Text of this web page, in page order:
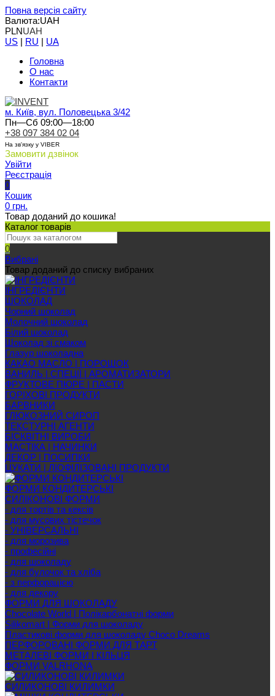
Повна версія сайту
Валюта:UAH
PLNUAH
US | RU | UA
Головна
О нас
Контакти
м. Київ, вул. Половецька 3/42
Пн—Сб 09:00—18:00
+38 097 384 02 04
На зв'язку у VIBER
Замовити дзвінок
Увійти
Реєстрація
0
Кошик
0 грн.
Товар доданий до кошика!
Каталог товарів
0
Вибрані
Товар доданий до списку вибраних
ІНГРЕДІЄНТИ
ШОКОЛАД
Чорний шоколад
Молочний шоколад
Білий шоколад
Шоколад зі смаком
Глазур шоколадна
КАКАО МАСЛО | ПОРОШОК
ВАНИЛЬ | СПЕЦІЇ | АРОМАТИЗАТОРИ
ФРУКТОВЕ ПЮРЕ | ПАСТИ
ГОРІХОВІ ПРОДУКТИ
БАРВНИКИ
ГЛЮКОЗНИЙ СИРОП
ТЕКСТУРНІ АГЕНТИ
БІСКВІТНІ ВИРОБИ
МАСТІКА | НАЧИНКИ
ДЕКОР | ПОСИПКИ
ЦУКАТИ | ЛІОФІЛІЗОВАНІ ПРОДУКТИ
ФОРМИ КОНДИТЕРСЬКІ
СИЛІКОНОВІ ФОРМИ
- для тортів та кексів
- для мусових тістечок
- УНІВЕРСАЛЬНІ
- для морозива
- професійні
- для шоколаду
- для булочок та хліба
- з перфорацією
- для декору
ФОРМИ ДЛЯ ШОКОЛАДУ
Chocolate World | Полікарбонатні форми
Silikomart | Форми для шоколаду
Пластикові форми для шоколаду Choco Dreams
ПЕРФОРОВАНІ ФОРМИ ДЛЯ ТАРТ
МЕТАЛЕВІ ФОРМИ І КІЛЬЦЯ
ФОРМИ VALRHONA
СИЛИКОНОВІ КИЛИМКИ